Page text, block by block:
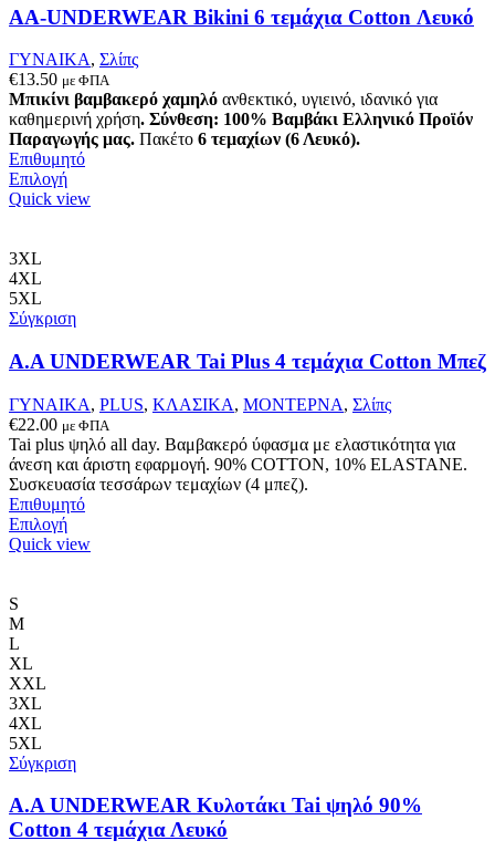
προϊόντος
AA-UNDERWEAR Bikini 6 τεμάχια Cotton Λευκό
ΓΥΝΑΙΚΑ, Σλίπς
€13.50 με ΦΠΑ
Μπικίνι βαμβακερό χαμηλό ανθεκτικό, υγιεινό, ιδανικό για
καθημερινή χρήση. Σύνθεση: 100% Βαμβάκι Ελληνικό Προϊόν
Παραγωγής μας. Πακέτο 6 τεμαχίων (6 Λευκό).
Επιθυμητό
ΕπιλογήΑυτό
το
επιλογές
να
επιλεγούν
στη
σελίδα
του
προϊόντος
Quick view
3XL
4XL
5XL
Σύγκριση
Α.A UNDERWEAR Tai Plus 4 τεμάχια Cotton Μπεζ
ΓΥΝΑΙΚΑ, PLUS, ΚΛΑΣΙΚΑ, ΜΟΝΤΕΡΝΑ, Σλίπς
€22.00 με ΦΠΑ
Tai plus ψηλό all day. Βαμβακερό ύφασμα με ελαστικότητα για
άνεση και άριστη εφαρμογή. 90% COTTON, 10% ELASTANΕ.
Συσκευασία τεσσάρων τεμαχίων (4 μπεζ).
Επιθυμητό
ΕπιλογήΑυτό
το
σελίδα
προϊόντος
Quick view
S
M
L
XL
XXL
3XL
4XL
5XL
Σύγκριση
A.A UNDERWEAR Κυλοτάκι Tai ψηλό 90%
Cotton 4 τεμάχια Λευκό